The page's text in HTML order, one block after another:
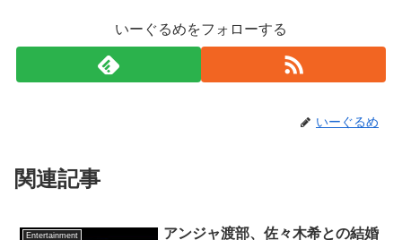
いーぐるめをフォローする
いーぐるめ
関連記事
Entertainment
アンジャ渡部、佐々木希との結婚